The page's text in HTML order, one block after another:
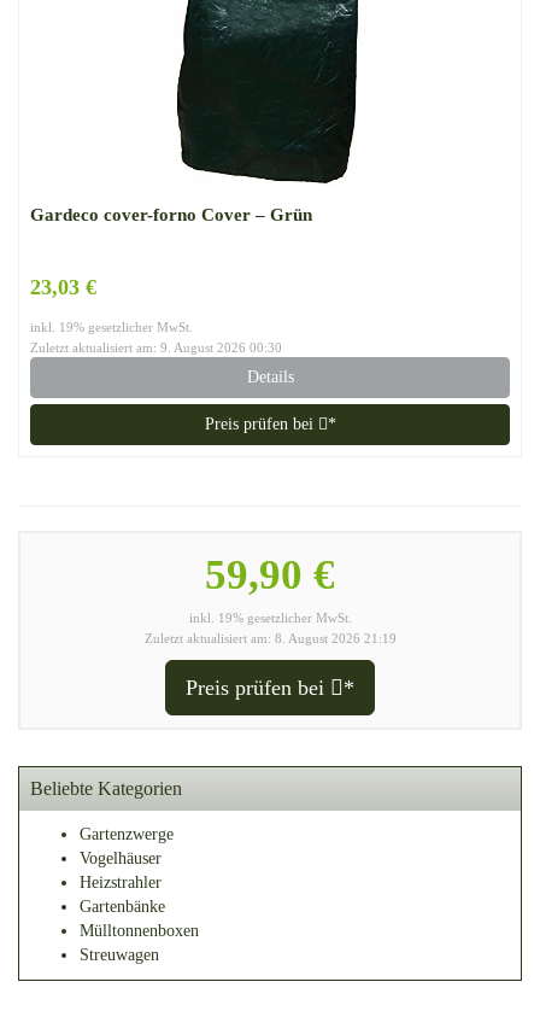
Gardeco cover-forno Cover – Grün
23,03 €
inkl. 19% gesetzlicher MwSt.
Zuletzt aktualisiert am: 9. August 2026 00:30
Details
Preis prüfen bei *
59,90 €
inkl. 19% gesetzlicher MwSt.
Zuletzt aktualisiert am: 8. August 2026 21:19
Preis prüfen bei *
Beliebte Kategorien
Gartenzwerge
Vogelhäuser
Heizstrahler
Gartenbänke
Mülltonnenboxen
Streuwagen